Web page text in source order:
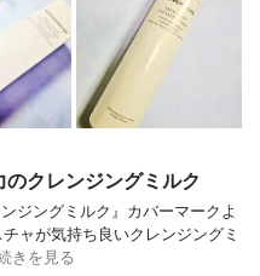
クレンジングミルク
ジングミルク』カバーマークよ
ャが気持ち良いクレンジングミ
きを見る